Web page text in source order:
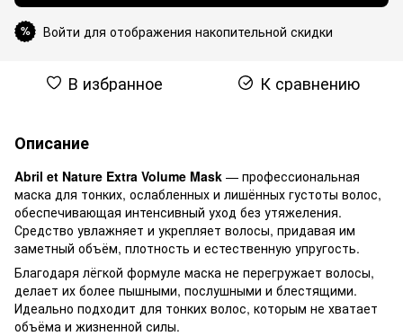
% Войти для отображения накопительной скидки
В избранное К сравнению
Описание
Abril et Nature Extra Volume Mask — профессиональная
маска для тонких, ослабленных и лишённых густоты волос,
обеспечивающая интенсивный уход без утяжеления.
Средство увлажняет и укрепляет волосы, придавая им
заметный объём, плотность и естественную упругость.
Благодаря лёгкой формуле маска не перегружает волосы,
делает их более пышными, послушными и блестящими.
Идеально подходит для тонких волос, которым не хватает
объёма и жизненной силы.